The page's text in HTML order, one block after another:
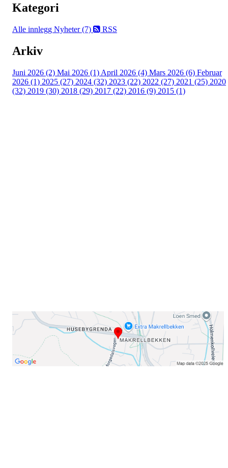
Kategori
Alle innlegg Nyheter (7) RSS
Arkiv
Juni 2026 (2) Mai 2026 (1) April 2026 (4) Mars 2026 (6) Februar
2026 (1) 2025 (27) 2024 (32) 2023 (22) 2022 (27) 2021 (25) 2020
(32) 2019 (30) 2018 (29) 2017 (22) 2016 (9) 2015 (1)